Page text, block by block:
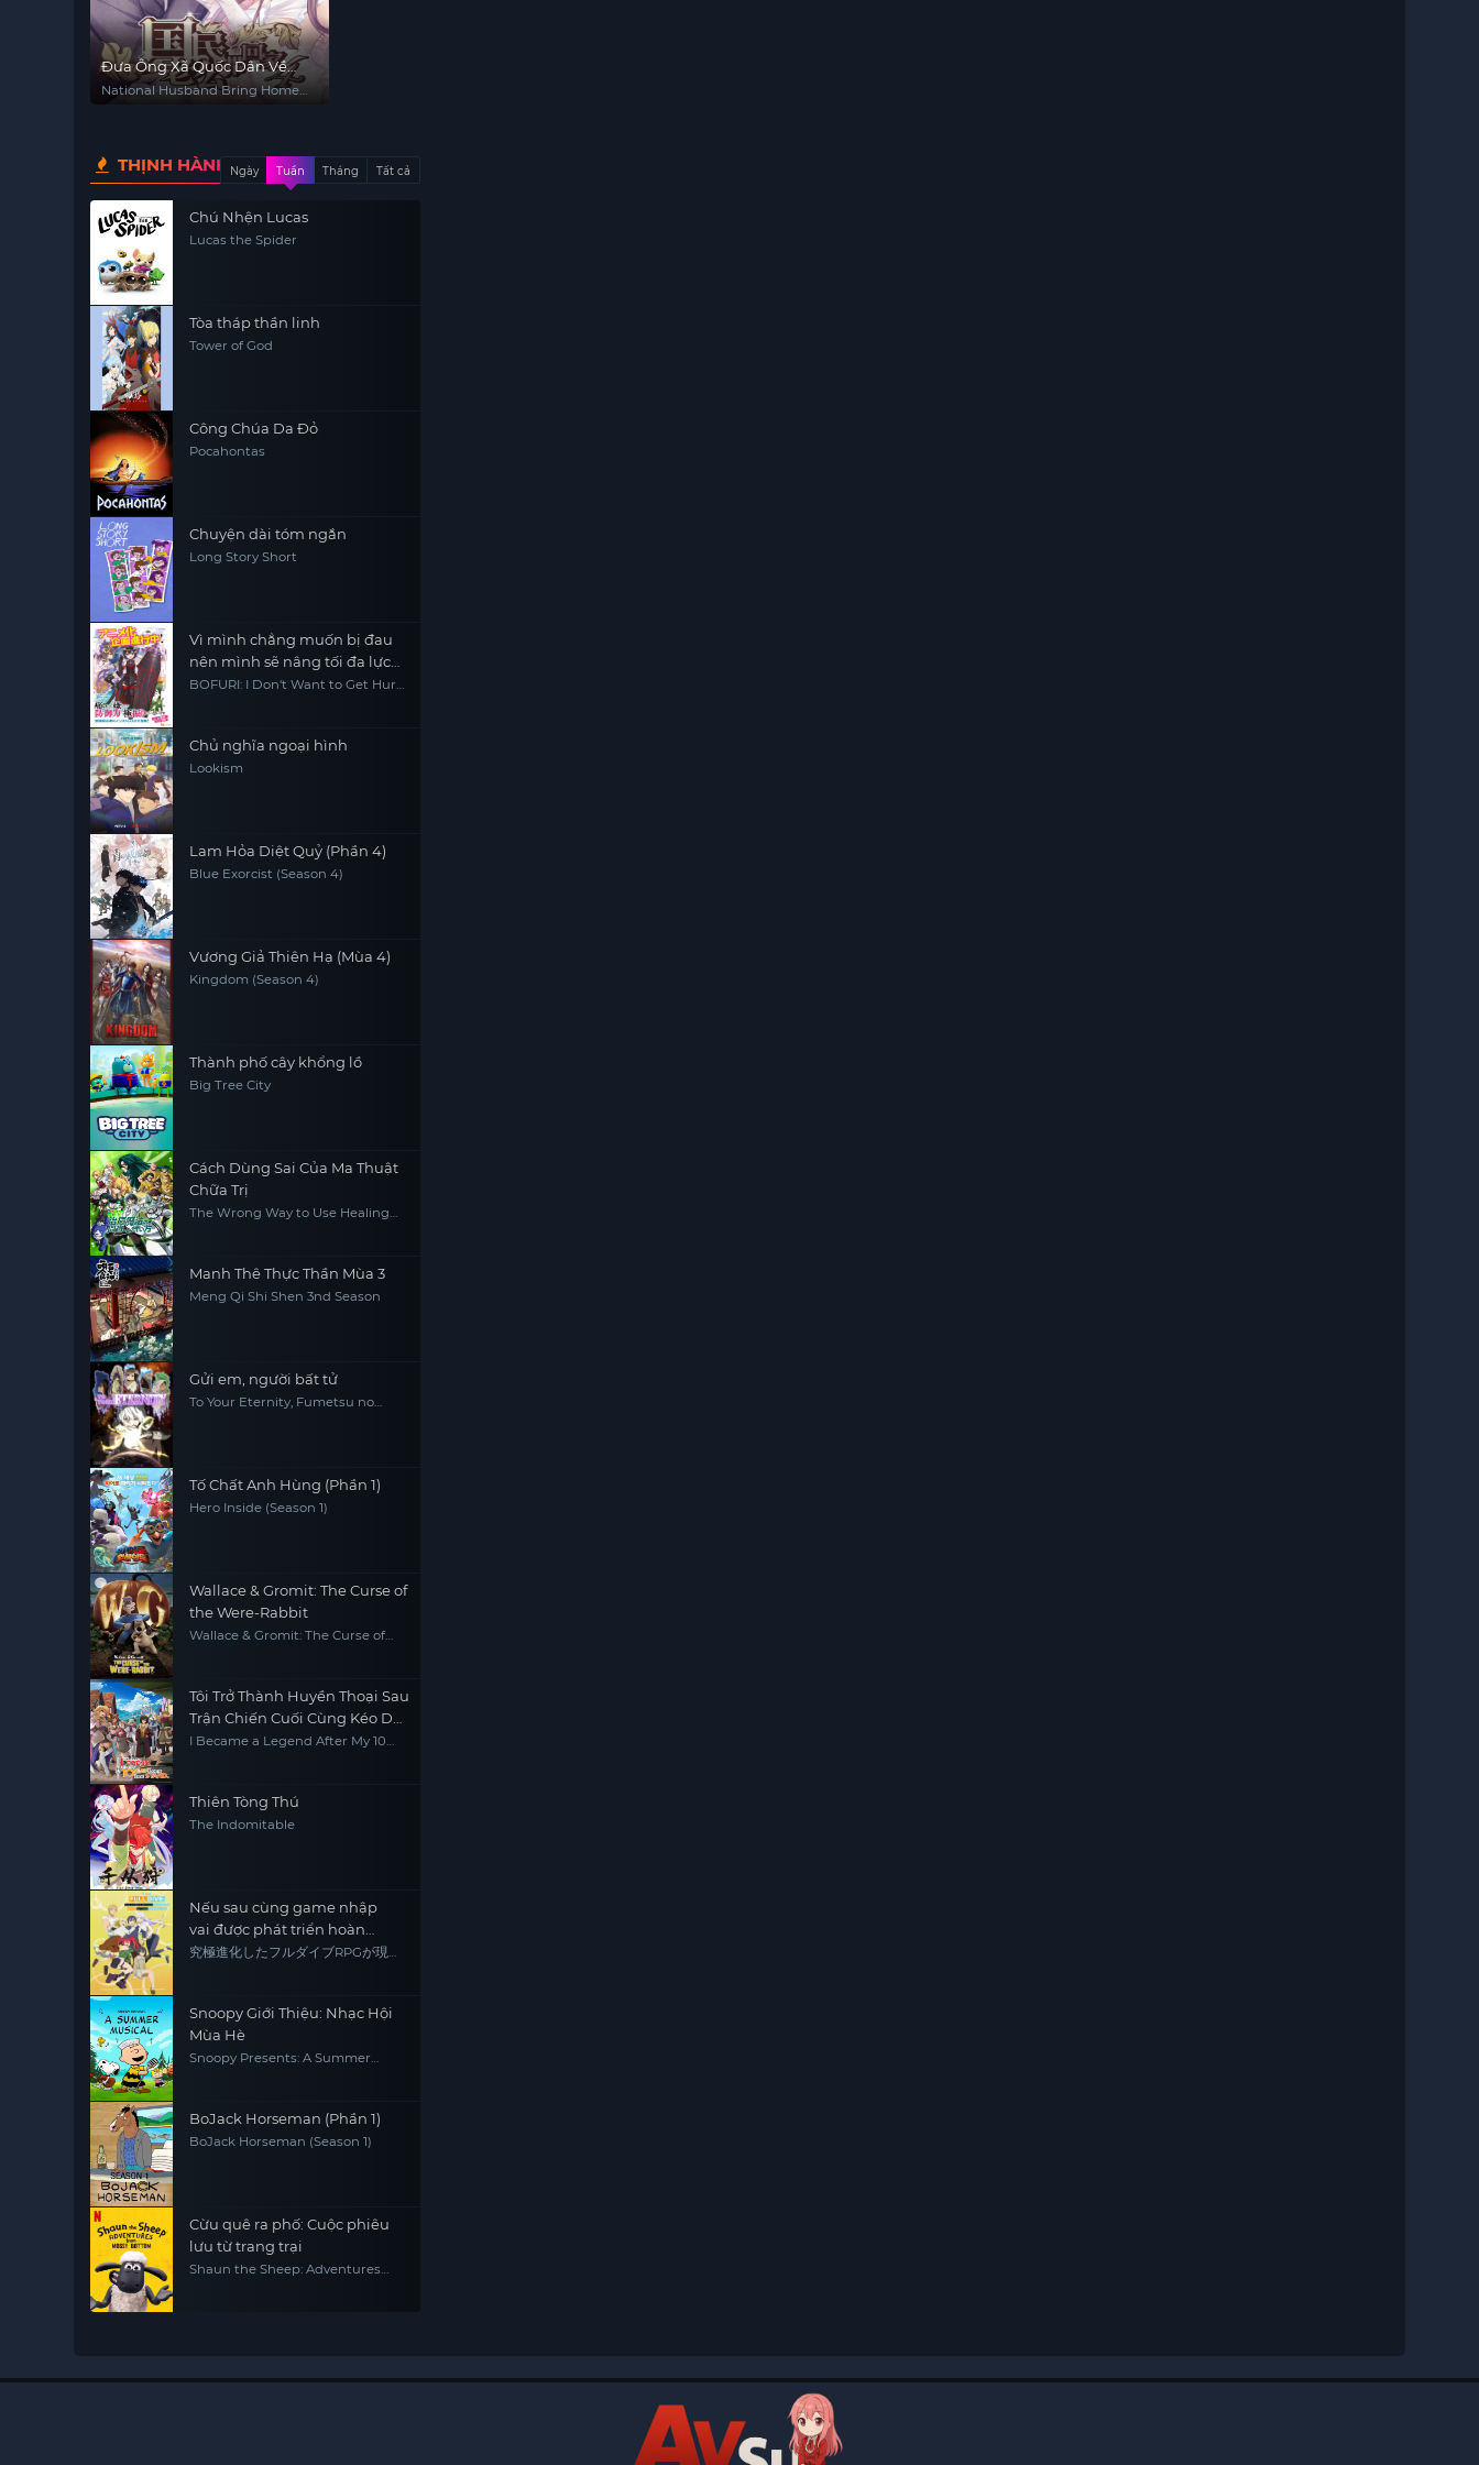
Đưa Ông Xã Quốc Dân Về
Nhà (Phần 4)
National Husband Bring Home
THỊNH HÀNHNgày Tuần Tháng Tất cả
Chú Nhện Lucas
Lucas the Spider
Tòa tháp thần linh
Tower of God
Công Chúa Da Đỏ
Pocahontas
Chuyện dài tóm ngắn
Long Story Short
Vì mình chẳng muốn bị đau
nên mình sẽ nâng tối đa lực
phòng ngự - mùa 2
BOFURI: I Don't Want to Get Hurt,
Chủ nghĩa ngoại hình
Lookism
Lam Hỏa Diệt Quỷ (Phần 4)
Blue Exorcist (Season 4)
Vương Giả Thiên Hạ (Mùa 4)
Kingdom (Season 4)
Thành phố cây khổng lồ
Big Tree City
Cách Dùng Sai Của Ma Thuật
Chữa Trị
The Wrong Way to Use Healing
Manh Thê Thực Thần Mùa 3
Meng Qi Shi Shen 3nd Season
Gửi em, người bất tử
To Your Eternity, Fumetsu no
Tố Chất Anh Hùng (Phần 1)
Hero Inside (Season 1)
Wallace & Gromit: The Curse of
the Were-Rabbit
Wallace & Gromit: The Curse of
Tôi Trở Thành Huyền Thoại Sau
Trận Chiến Cuối Cùng Kéo Dài
10 Năm
I Became a Legend After My 10
Thiên Tòng Thú
The Indomitable
Nếu sau cùng game nhập
vai được phát triển hoàn
thành thì còn chết tiệt hơn
究極進化したフルダイブRPGが現実
Snoopy Giới Thiệu: Nhạc Hội
Mùa Hè
Snoopy Presents: A Summer
BoJack Horseman (Phần 1)
BoJack Horseman (Season 1)
Cừu quê ra phố: Cuộc phiêu
lưu từ trang trại
Shaun the Sheep: Adventures